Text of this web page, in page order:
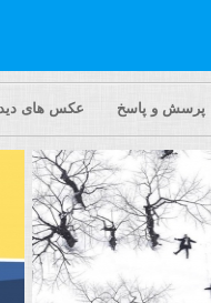
پرسش و پاسخ عکس های